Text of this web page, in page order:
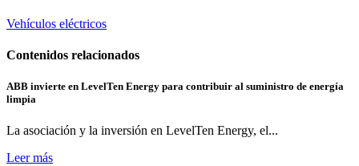
Vehículos eléctricos
Contenidos relacionados
ABB invierte en LevelTen Energy para contribuir al suministro de energía
limpia
La asociación y la inversión en LevelTen Energy, el...
Leer más